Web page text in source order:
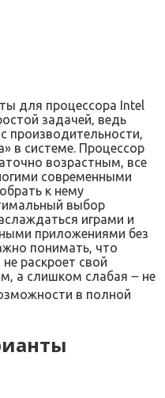
для процессора Intel
задачей‚ ведь
производительности‚
в системе. Процессор
возрастным‚ все
современными
к нему
выбор
играми и
приложениями без
понимать‚ что
раскроет свой
а слишком слабая ౼ не
в полной